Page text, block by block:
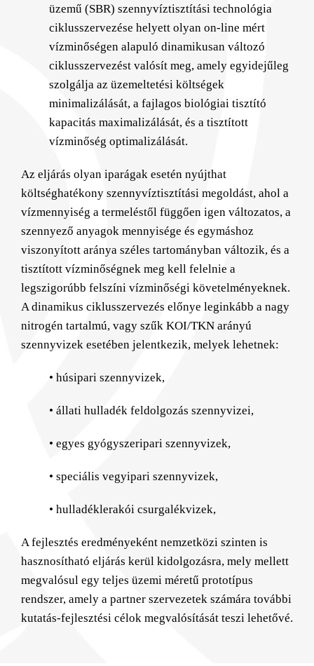
üzemű (SBR) szennyvíztisztítási technológia
ciklusszervezése helyett olyan on-line mért
vízminőségen alapuló dinamikusan változó
ciklusszervezést valósít meg, amely egyidejűleg
szolgálja az üzemeltetési költségek
minimalizálását, a fajlagos biológiai tisztító
kapacitás maximalizálását, és a tisztított
vízminőség optimalizálását.
Az eljárás olyan iparágak esetén nyújthat
költséghatékony szennyvíztisztítási megoldást, ahol a
vízmennyiség a termeléstől függően igen változatos, a
szennyező anyagok mennyisége és egymáshoz
viszonyított aránya széles tartományban változik, és a
tisztított vízminőségnek meg kell felelnie a
legszigorúbb felszíni vízminőségi követelményeknek.
A dinamikus ciklusszervezés előnye leginkább a nagy
nitrogén tartalmú, vagy szűk KOI/TKN arányú
szennyvizek esetében jelentkezik, melyek lehetnek:
• húsipari szennyvizek,
• állati hulladék feldolgozás szennyvizei,
• egyes gyógyszeripari szennyvizek,
• speciális vegyipari szennyvizek,
• hulladéklerakói csurgalékvizek,
A fejlesztés eredményeként nemzetközi szinten is
hasznosítható eljárás kerül kidolgozásra, mely mellett
megvalósul egy teljes üzemi méretű prototípus
rendszer, amely a partner szervezetek számára további
kutatás-fejlesztési célok megvalósítását teszi lehetővé.